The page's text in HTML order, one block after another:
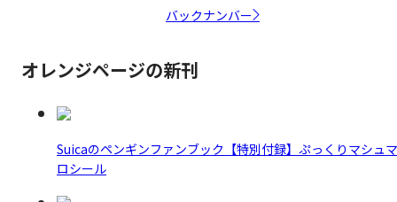
バックナンバー
オレンジページの新刊
Suicaのペンギンファンブック【特別付録】ぷっくりマシュマ
ロシール